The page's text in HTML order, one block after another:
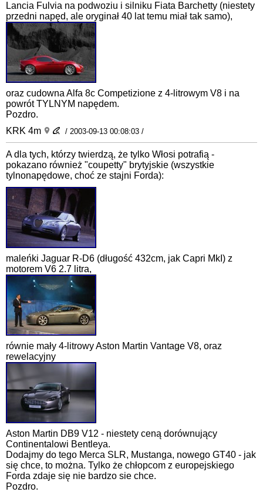
Lancia Fulvia na podwoziu i silniku Fiata Barchetty (niestety
przedni napęd, ale oryginał 40 lat temu miał tak samo),
oraz cudowna Alfa 8c Competizione z 4-litrowym V8 i na
powrót TYLNYM napędem.
Pozdro.
KRK 4m
/ 2003-09-13 00:08:03 /
A dla tych, którzy twierdzą, że tylko Włosi potrafią -
pokazano również "coupetty" brytyjskie (wszystkie
tylnonapędowe, choć ze stajni Forda):
maleńki Jaguar R-D6 (długość 432cm, jak Capri MkI) z
motorem V6 2.7 litra,
równie mały 4-litrowy Aston Martin Vantage V8, oraz
rewelacyjny
Aston Martin DB9 V12 - niestety ceną dorównujący
Continentalowi Bentleya.
Dodajmy do tego Merca SLR, Mustanga, nowego GT40 - jak
się chce, to można. Tylko że chłopcom z europejskiego
Forda zdaje się nie bardzo sie chce.
Pozdro.